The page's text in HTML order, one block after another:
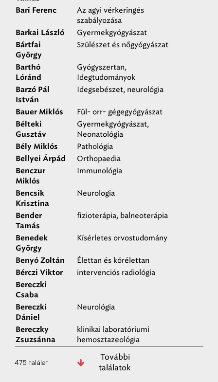
Bari Ferenc
Az agyi vérkeringés
szabályozása
Barkai László Gyermekgyógyászat
Bártfai
György
Szülészet és nőgyógyászat
Barthó
Lóránd
Gyógyszertan,
Idegtudományok
Barzó Pál
István
Idegsebészet, neurológia
Bauer Miklós Fül- orr- gégegyógyászat
Bélteki
Gusztáv
Gyermekgyógyászat,
Neonatológia
Bély Miklós Pathológia
Bellyei Árpád Orthopaedia
Benczur
Miklós
Immunológia
Bencsik
Krisztina
Neurologia
Bender
Tamás
fizioterápia, balneoterápia
Benedek
György
Kísérletes orvostudomány
Benyó Zoltán Élettan és kórélettan
Bérczi Viktor intervenciós radiológia
Bereczki
Csaba
Bereczki
Dániel
Neurológia
Bereczky
Zsuzsánna
klinikai laboratóriumi
hemosztazeológia
475 találat
További
találatok